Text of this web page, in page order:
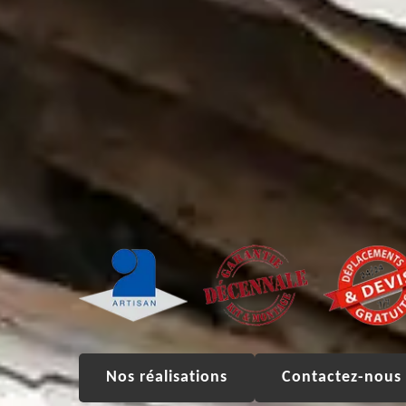
Nos réalisations Contactez-nous